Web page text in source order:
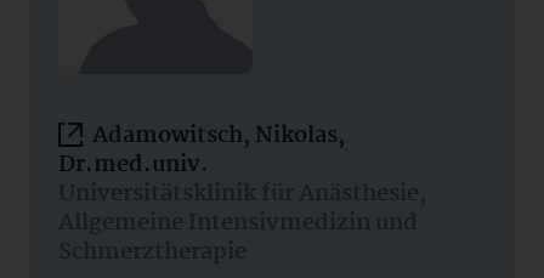
Adamowitsch, Nikolas,
Dr.med.univ.
Universitätsklinik für Anästhesie,
Allgemeine Intensivmedizin und
Schmerztherapie